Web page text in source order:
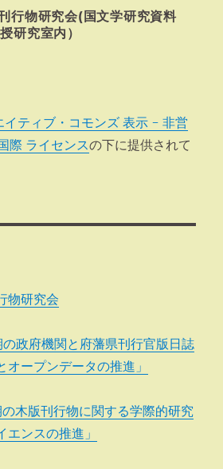
行物研究会(国文学研究資料
研究室内）
イティブ・コモンズ 表示 - 非営
際 ライセンスの下に提供されて
物研究会
政府機関と府藩県刊行官版日誌
ープンデータの推進」
木版刊行物に関する学際的研究
ンスの推進」